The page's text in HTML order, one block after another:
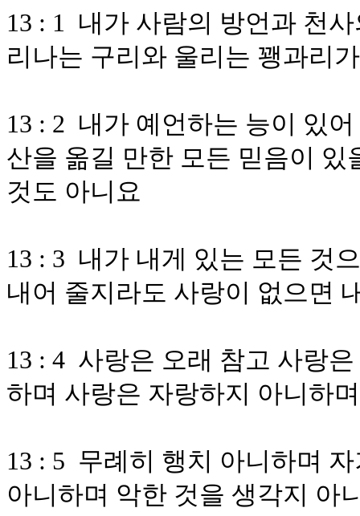
13 : 1 내가 사람의 방언과 천
리나는 구리와 울리는 꽹과리
13 : 2 내가 예언하는 능이 있
산을 옮길 만한 모든 믿음이
것도 아니요
13 : 3 내가 내게 있는 모든 것
내어 줄지라도 사랑이 없으면
13 : 4 사랑은 오래 참고 사랑
하며 사랑은 자랑하지 아니하
13 : 5 무례히 행치 아니하며
아니하며 악한 것을 생각지 아